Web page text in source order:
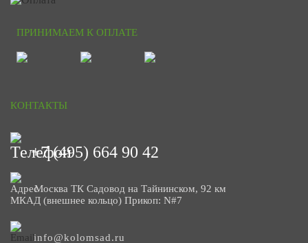
ПРИНИМАЕМ К ОПЛАТЕ
КОНТАКТЫ
+7 (495) 664 90 42
Москва ТК Садовод на Тайнинском, 92 км
МКАД (внешнее кольцо) Прикоп: N#7
info@kolomsad.ru